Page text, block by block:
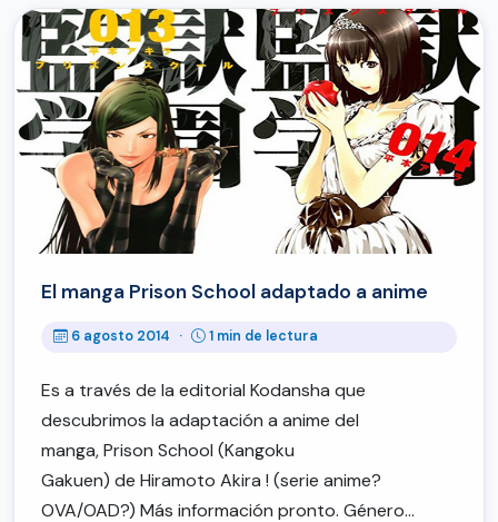
El manga Prison School adaptado a anime
6 agosto 2014 · 1 min de lectura
Es a través de la editorial Kodansha que
descubrimos la adaptación a anime del
manga, Prison School (Kangoku
Gakuen) de Hiramoto Akira ! (serie anime?
OVA/OAD?) Más información pronto. Género…